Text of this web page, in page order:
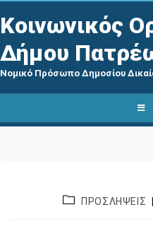
Κοινωνικός
Δήμου
Νομικό Πρόσωπο Δημοσίου
ΠΡΟΣΛΗΨΕΙΣ